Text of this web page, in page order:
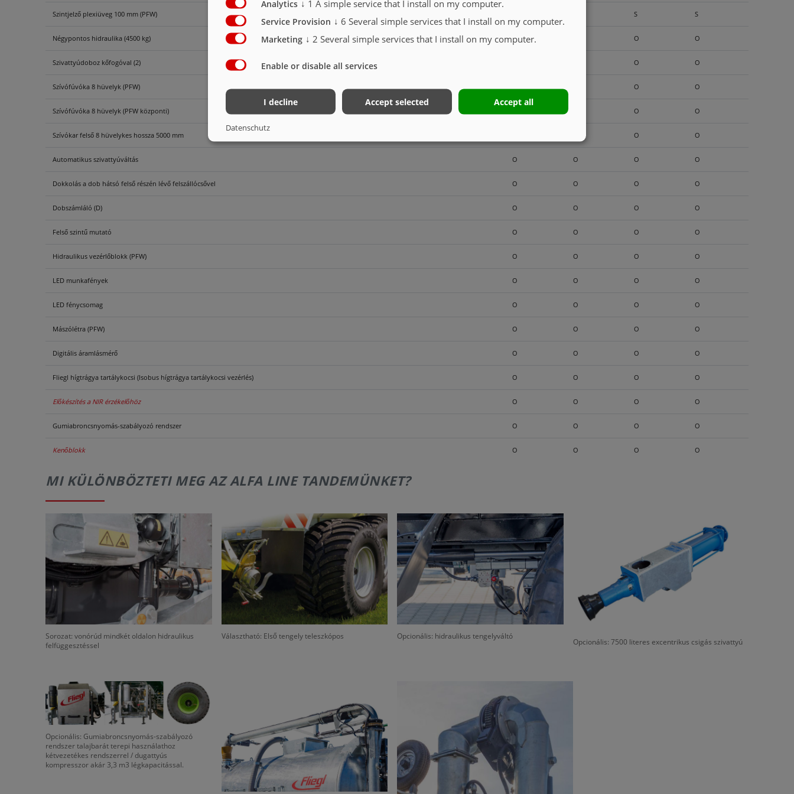
Szintjelző plexiüveg 100 mm (PFW) S S
Négypontos hidraulika (4500 kg) O O O
Szivattyúdoboz kőfogóval (2) O O
Szívófúvóka 8 hüvelyk (PFW) O O
Szívófúvóka 8 hüvelyk (PFW központi) O O
Szívókar felső 8 hüvelykes hossza 5000 mm O O
Automatikus szivattyúváltás O O O O
Dokkolás a dob hátsó felső részén lévő felszállócsővel O O O O
Dobszámláló (D) O O O O
Felső szintű mutató O O O O
Hidraulikus vezérlőblokk (PFW) O O O O
LED munkafények O O O O
LED fénycsomag O O O O
Mászólétra (PFW) O O O O
Digitális áramlásmérő O O O O
Fliegl hígtrágya tartálykocsi (Isobus hígtrágya tartálykocsi vezérlés) O O O O
Előkészítés a NIR érzékelőhöz O O O O
Gumiabroncsnyomás-szabályozó rendszer O O O O
Kenőblokk O O O O
MI KÜLÖNBÖZTETI MEG AZ ALFA LINE TANDEMÜNKET?
Sorozat: vonórúd mindkét oldalon hidraulikus
felfüggesztéssel
Választható: Első tengely teleszkópos Opcionális: hidraulikus tengelyváltó
Opcionális: 7500 literes excentrikus csigás szivattyú
Opcionális: Gumiabroncsnyomás-szabályozó
rendszer talajbarát terepi használathoz
kétvezetékes rendszerrel / dugattyús
kompresszor akár 3,3 m3 légkapacitással.
Analytics ↓ 1 A simple service that I install on my computer.
Service Provision ↓ 6 Several simple services that I install on my computer.
Marketing ↓ 2 Several simple services that I install on my computer.
Enable or disable all services
I decline Accept selected Accept all
Datenschutz